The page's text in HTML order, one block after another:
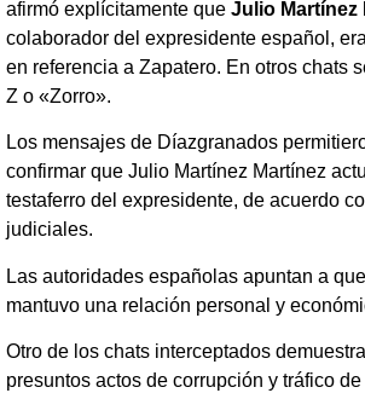
afirmó explícitamente que Julio Martínez
colaborador del expresidente español,
en referencia a Zapatero. En otros chats
Z o «Zorro».
Los mensajes de Díazgranados
confirmar que Julio Martínez Martínez
testaferro del expresidente, de acuerdo
judiciales.
Las autoridades españolas apuntan a
mantuvo una relación personal y
Otro de los chats interceptados
presuntos actos de corrupción y tráfico